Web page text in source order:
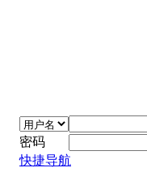
密码
快捷导航